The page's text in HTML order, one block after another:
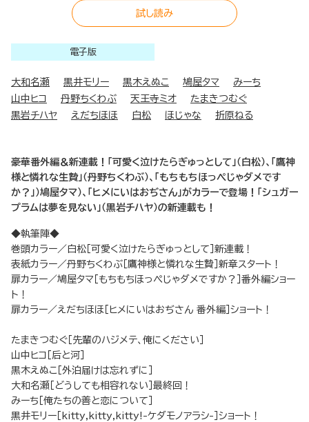
試し読み
電子版
大和名瀬 黒井モリー 黒木えぬこ 鳩屋タマ
みーち
山中ヒコ
丹野ちくわぶ 天王寺ミオ
たまきつむぐ
黒岩チハヤ
えだちほほ 白松 ほじゃな 折原ねる
豪華番外編＆新連載！「可愛く泣けたらぎゅっとして」（白松）、「鷹神
様と憐れな生贄」（丹野ちくわぶ）、「もちもちほっぺじゃダメです
か？」）鳩屋タマ）、「ヒメにいはおぢさん」がカラーで登場！「シュガー
プラムは夢を見ない」（黒岩チハヤ）の新連載も！
◆執筆陣◆
巻頭カラー／白松［可愛く泣けたらぎゅっとして］新連載！
表紙カラー／丹野ちくわぶ［鷹神様と憐れな生贄］新章スタート！
扉カラー／鳩屋タマ［もちもちほっぺじゃダメですか？］番外編ショー
ト！
扉カラー／えだちほほ［ヒメにいはおぢさん 番外編］ショート！
たまきつむぐ［先輩のハジメテ、俺にください］
山中ヒコ［后と河］
黒木えぬこ［外泊届けは忘れずに］
大和名瀬［どうしても相容れない］最終回！
みーち［俺たちの善と恋について］
黒井モリー［kitty,kitty,kitty!-ケダモノアラシ-］ショート！